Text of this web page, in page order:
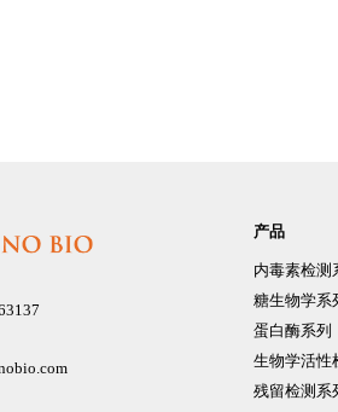
产品
内毒素检测
糖生物学系
蛋白酶系列
生物学活性
残留检测系